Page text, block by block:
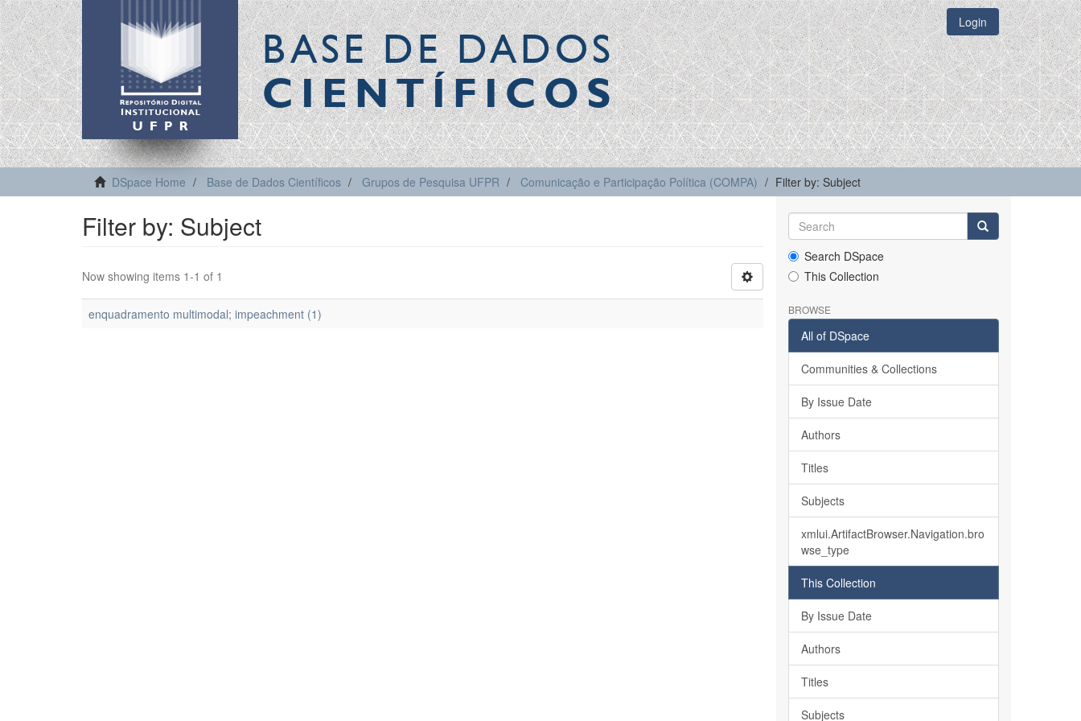
BASE DE DADOS
CIENTÍFICOS
Login
DSpace Home Base de Dados Científicos Grupos de Pesquisa UFPR Comunicação e Participação Política (COMPA) Filter by: Subject
Filter by: Subject
Now showing items 1-1 of 1
enquadramento multimodal; impeachment (1)
Search DSpace
This Collection
BROWSE
All of DSpace
Communities & Collections
By Issue Date
Authors
Titles
Subjects
xmlui.ArtifactBrowser.Navigation.bro
wse_type
This Collection
By Issue Date
Authors
Titles
Subjects